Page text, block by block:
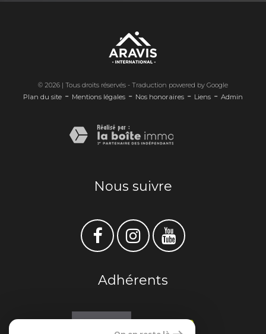
© 2026 | Tous droits réservés - Traduction powered by Google
Plan du site - Mentions légales - Nos honoraires - Liens - Admin
Nous suivre
Adhérents